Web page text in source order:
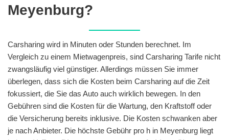
Meyenburg?
Carsharing wird in Minuten oder Stunden berechnet. Im
Vergleich zu einem Mietwagenpreis, sind Carsharing Tarife nicht
zwangsläufig viel günstiger. Allerdings müssen Sie immer
überlegen, dass sich die Kosten beim Carsharing auf die Zeit
fokussiert, die Sie das Auto auch wirklich bewegen. In den
Gebühren sind die Kosten für die Wartung, den Kraftstoff oder
die Versicherung bereits inklusive. Die Kosten schwanken aber
je nach Anbieter. Die höchste Gebühr pro h in Meyenburg liegt